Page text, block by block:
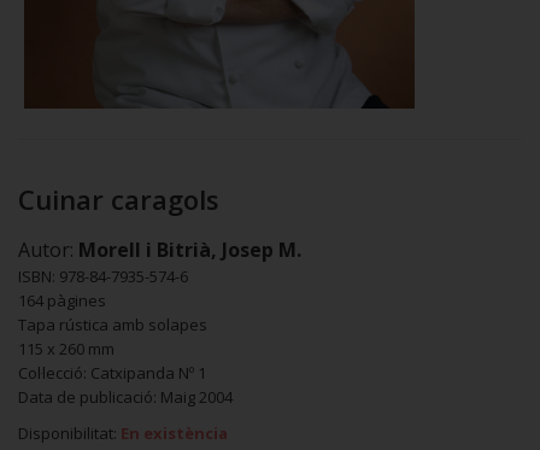
Cuinar caragols
Autor: Morell i Bitrià, Josep M.
ISBN: 978-84-7935-574-6
164 pàgines
Tapa rústica amb solapes
115 x 260 mm
Col·lecció: Catxipanda Nº 1
Data de publicació: Maig 2004
Disponibilitat: En existència